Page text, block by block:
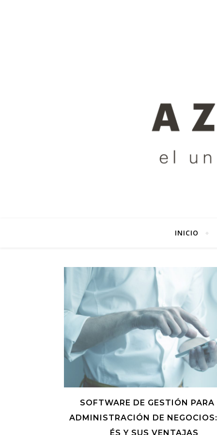
INICIO
SOFTWARE DE GESTIÓN PARA
ADMINISTRACIÓN DE
ÉS Y SUS VENTAJAS